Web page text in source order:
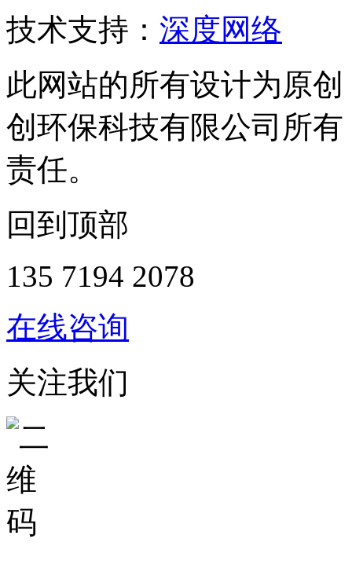
技术支持： 深度网络
此网站的所有设计为原
创环保科技有限公司所
责任。
回到顶部
135 7194 2078
在线咨询
关注我们